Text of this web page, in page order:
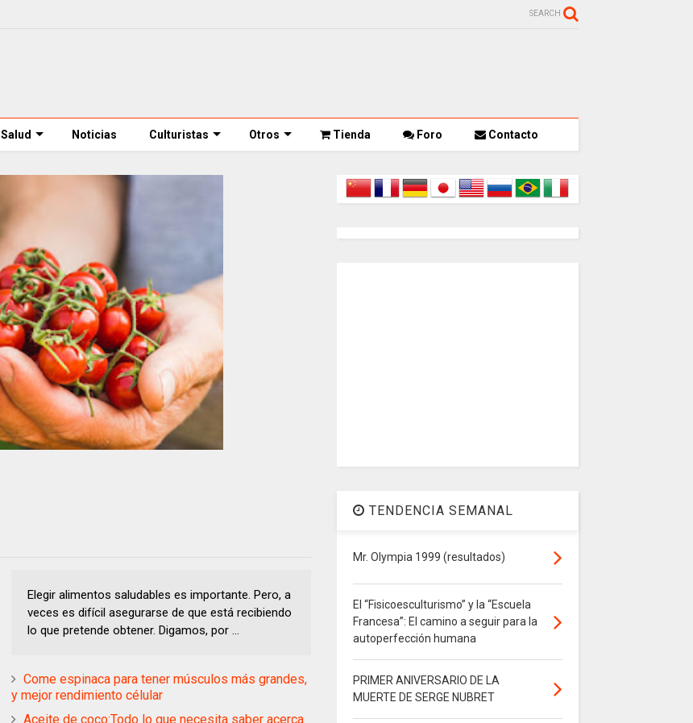
SEARCH
Salud Noticias Culturistas Otros Tienda Foro Contacto
Elegir alimentos saludables es importante. Pero, a
veces es difícil asegurarse de que está recibiendo
lo que pretende obtener. Digamos, por ...
Come espinaca para tener músculos más grandes,
y mejor rendimiento célular
Aceite de coco:Todo lo que necesita saber acerca
TENDENCIA SEMANAL
Mr. Olympia 1999 (resultados)
El “Fisicoesculturismo” y la “Escuela
Francesa”: El camino a seguir para la
autoperfección humana
PRIMER ANIVERSARIO DE LA
MUERTE DE SERGE NUBRET